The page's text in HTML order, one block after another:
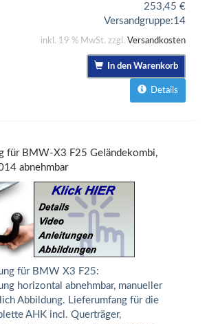
253,45 €
Versandgruppe:14
inkl. 19 % MwSt. zzgl. Versandkosten
In den Warenkorb
Details
für BMW-X3 F25 Geländekombi,
abnehmbar
für BMW X3 F25:
horizontal abnehmbar, manueller
Abbildung. Lieferumfang für die
AHK incl. Querträger,